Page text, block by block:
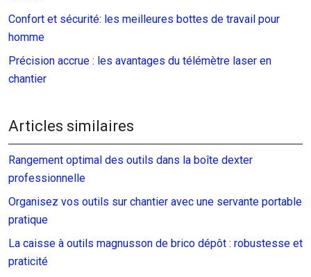
Confort et sécurité: les meilleures bottes de travail pour
homme
Précision accrue : les avantages du télémètre laser en
chantier
Articles similaires
Rangement optimal des outils dans la boîte dexter
professionnelle
Organisez vos outils sur chantier avec une servante portable
pratique
La caisse à outils magnusson de brico dépôt : robustesse et
praticité